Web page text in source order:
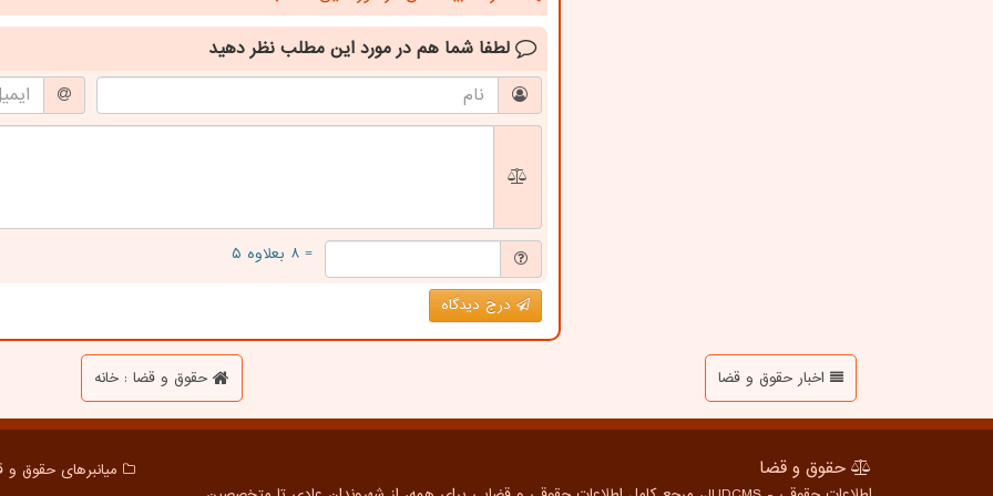
لطفا شما هم در مورد این مطلب نظر دهید
= ۸ بعلاوه ۵
درج دیدگاه
اخبار حقوق و قضا حقوق و قضا : خانه
حقوق و قضا میانبرهای حقوق و